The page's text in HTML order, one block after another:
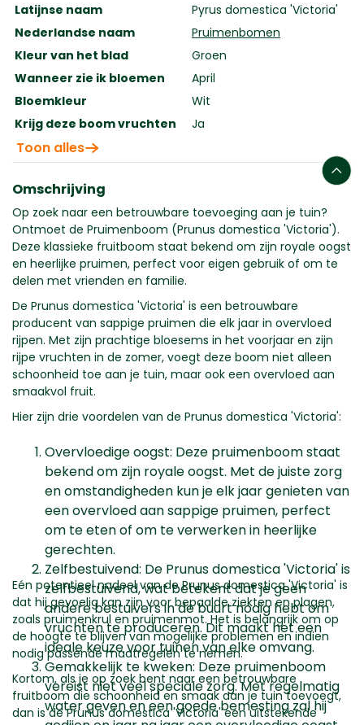
Latijnse naam
Pyrus domestica 'Victoria'
Nederlandse naam
Pruimenbomen
Kleur van het blad
Groen
Wanneer zie ik bloemen
April
Bloemkleur
Wit
Krijg deze boom vruchten
Ja
Toon alles
Omschrijving
Op zoek naar een betrouwbare toevoeging aan je tuin?
Ontmoet de Pruimenboom (Prunus domestica 'Victoria').
Deze klassieke fruitboom staat bekend om zijn royale oogst
en heerlijke pruimen, perfect voor eigen gebruik of om te
delen met vrienden en familie.
De Prunus domestica 'Victoria' is een betrouwbare
producent van sappige pruimen die elk jaar in overvloed
rijpen. Met zijn prachtige bloesems in het voorjaar en zijn
rijpe vruchten in de zomer, voegt deze boom niet alleen
schoonheid toe aan je tuin, maar ook een overvloed aan
smaakvol fruit.
Hier zijn drie voordelen van de Prunus domestica 'Victoria':
Overvloedige oogst: Deze pruimenboom staat
bekend om zijn royale oogst. Met de juiste zorg
en omstandigheden kun je elk jaar genieten van
een overvloed aan sappige pruimen, perfect
om te eten of om te verwerken in heerlijke
gerechten.
Zelfbestuivend: De Prunus domestica 'Victoria' is
zelfbestuivend, wat betekent dat je geen
andere bestuivers in de buurt nodig hebt om
vruchten te produceren. Dit maakt het een
ideale keuze voor tuinen van elke omvang.
Gemakkelijk te kweken: Deze pruimenboom
vereist niet veel speciale zorg. Met regelmatig
water geven en een goede bemesting zal hij
Eén potentieel nadeel van de Prunus domestica 'Victoria' is
dat hij gevoelig kan zijn voor bepaalde ziekten en plagen,
zoals pruimenkrul en pruimenmot. Het is belangrijk om op
de hoogte te blijven van mogelijke problemen en indien
nodig passende maatregelen te nemen.
Kortom, als je op zoek bent naar een betrouwbare
fruitboom die schoonheid en smaak aan je tuin toevoegt,
dan is de Prunus domestica 'Victoria' een uitstekende